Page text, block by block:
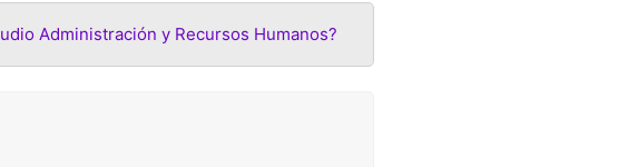
Administración y Recursos Humanos?